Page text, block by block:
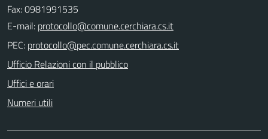
Fax: 0981991535
E-mail:
PEC:
Ufficio Relazioni con il pubblico
Uffici e orari
Numeri utili